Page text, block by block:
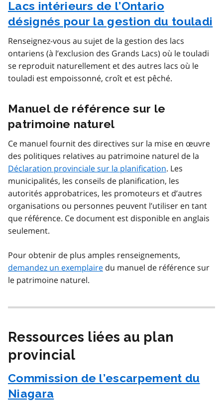
Lacs intérieurs de l’Ontario
désignés pour la gestion du touladi
Renseignez-vous au sujet de la gestion des lacs
ontariens (à l’exclusion des Grands Lacs) où le touladi
se reproduit naturellement et des autres lacs où le
touladi est empoissonné, croît et est pêché.
Manuel de référence sur le
patrimoine naturel
Ce manuel fournit des directives sur la mise en œuvre
des politiques relatives au patrimoine naturel de la
Déclaration provinciale sur la planification. Les
municipalités, les conseils de planification, les
autorités approbatrices, les promoteurs et d’autres
organisations ou personnes peuvent l’utiliser en tant
que référence. Ce document est disponible en anglais
seulement.
Pour obtenir de plus amples renseignements,
demandez un exemplaire du manuel de référence sur
le patrimoine naturel.
Ressources liées au plan
provincial
Commission de l’escarpement du
Niagara